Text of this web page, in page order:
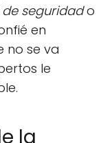
seguridado
en
no se va
le
la